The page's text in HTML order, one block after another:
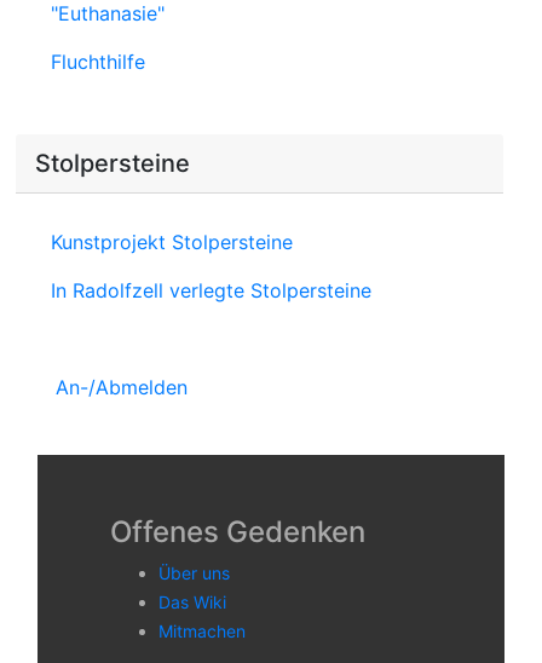
"Euthanasie"
Fluchthilfe
Stolpersteine
Kunstprojekt Stolpersteine
In Radolfzell verlegte Stolpersteine
An-/Abmelden
Offenes Gedenken
Über uns
Das Wiki
Mitmachen